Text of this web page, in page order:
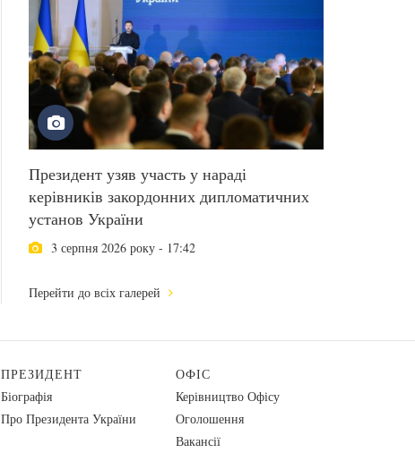
Президент узяв участь у нараді
керівників закордонних дипломатичних
установ України
3 серпня 2026 року - 17:42
Перейти до всіх галерей
ПРЕЗИДЕНТ
Біографія
Про Президента України
ОФІС
Керівництво Офісу
Оголошення
Вакансії